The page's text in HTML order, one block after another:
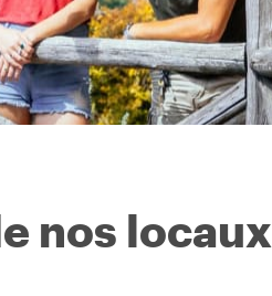
nos locaux